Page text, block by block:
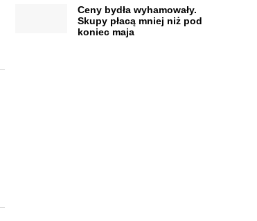
Ceny bydła wyhamowały.
Skupy płacą mniej niż pod
koniec maja